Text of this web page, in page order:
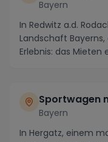
Bayern
In Redwitz a.d.
Landschaft
Erlebnis: das Mieten
Sportwagen
Bayern
In Hergatz, einem